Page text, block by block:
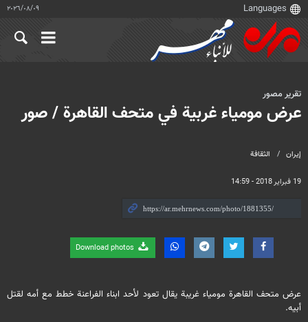
٠٩‏/٠٨‏/٢٠٢٦
إيران الثقافة
19 فبراير 2018 - 14:59
تقرير مصور
عرض مومياء غربية في متحف القاهرة / صور
عرض متحف القاهرة مومياء غريبة يقال تعود لأحد ابناء الفراعنة خطط مع أمه لقتل
أبيه.